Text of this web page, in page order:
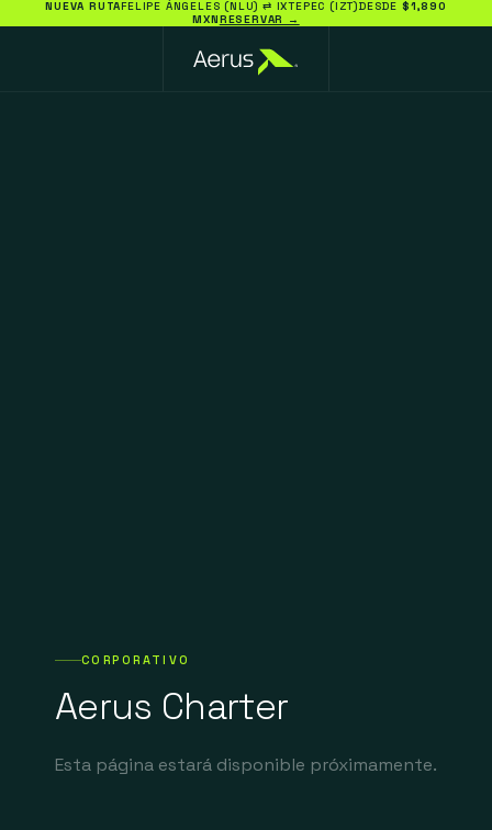
NUEVA RUTAFELIPE ÁNGELES (NLU) ⇄ IXTEPEC (IZT)DESDE $1,890
MXNRESERVAR →
CORPORATIVO
Aerus Charter
Esta página estará disponible próximamente.